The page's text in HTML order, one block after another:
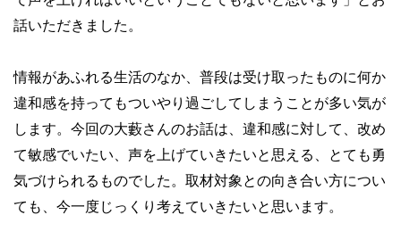
話いただきました。
情報があふれる生活のなか、普段は受け取ったものに何か
違和感を持ってもついやり過ごしてしまうことが多い気が
します。今回の大藪さんのお話は、違和感に対して、改め
て敏感でいたい、声を上げていきたいと思える、とても勇
気づけられるものでした。取材対象との向き合い方につい
ても、今一度じっくり考えていきたいと思います。